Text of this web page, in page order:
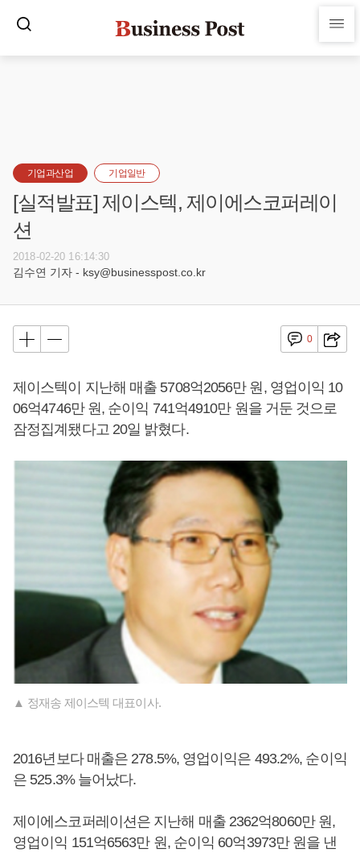
기업과산업 기업일반
[실적발표] 제이스텍, 제이에스코퍼레이
션
2018-02-20 16:14:30
김수연 기자 - ksy@businesspost.co.kr
0
제이스텍이 지난해 매출 5708억2056만 원, 영업이익 10
06억4746만 원, 순이익 741억4910만 원을 거둔 것으로
잠정집계됐다고 20일 밝혔다.
▲ 정재송 제이스텍 대표이사.
2016년보다 매출은 278.5%, 영업이익은 493.2%, 순이익
은 525.3% 늘어났다.
제이에스코퍼레이션은 지난해 매출 2362억8060만 원,
영업이익 151억6563만 원, 순이익 60억3973만 원을 낸